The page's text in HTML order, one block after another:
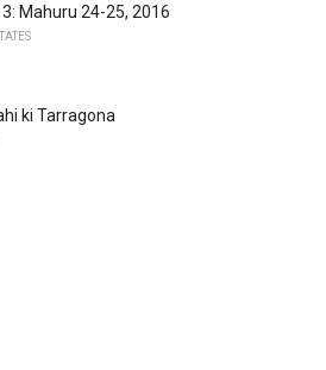
Mahuru 24-25, 2016
ki Tarragona